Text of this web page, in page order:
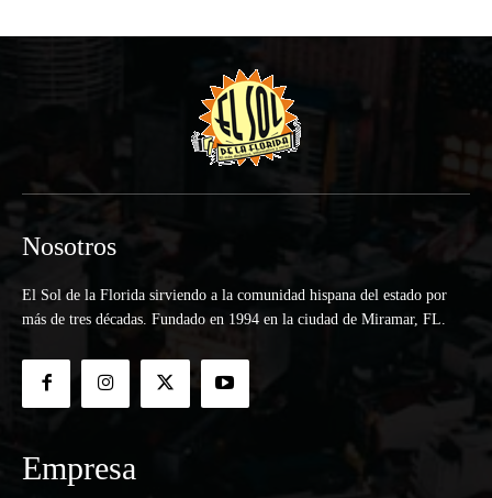
Nosotros
El Sol de la Florida sirviendo a la comunidad hispana del estado por
más de tres décadas. Fundado en 1994 en la ciudad de Miramar, FL.
Empresa